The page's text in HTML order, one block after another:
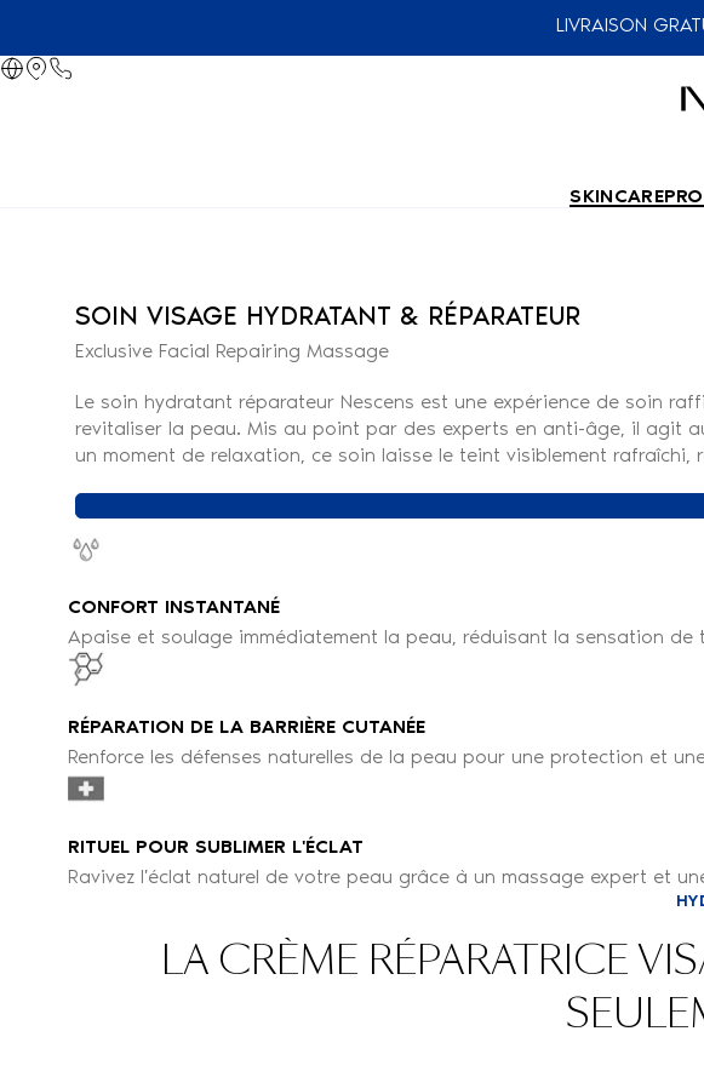
LIVRAISON
SKINCARE
SOIN VISAGE HYDRATANT & RÉPARATEUR
Exclusive Facial Repairing Massage
Le soin hydratant réparateur Nescens est une expérience de soin
revitaliser la peau. Mis au point par des experts en anti-âge, il agit
un moment de relaxation, ce soin laisse le teint visiblement rafraîchi,
CONFORT INSTANTANÉ
Apaise et soulage immédiatement la peau, réduisant la sensation de
RÉPARATION DE LA BARRIÈRE CUTANÉE
Renforce les défenses naturelles de la peau pour une protection et
RITUEL POUR SUBLIMER L'ÉCLAT
Ravivez l'éclat naturel de votre peau grâce à un massage expert et
LA CRÈME RÉPARATRICE